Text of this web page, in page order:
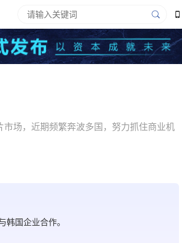
场，近期频繁奔波多国，努力抓住商业机
国企业合作。